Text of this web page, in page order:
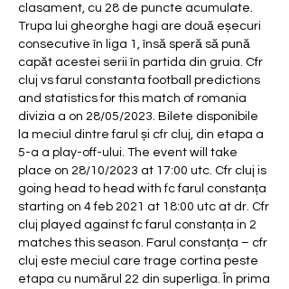
clasament, cu 28 de puncte acumulate.
Trupa lui gheorghe hagi are două eșecuri
consecutive în liga 1, însă speră să pună
capăt acestei serii în partida din gruia. Cfr
cluj vs farul constanta football predictions
and statistics for this match of romania
divizia a on 28/05/2023. Bilete disponibile
la meciul dintre farul și cfr cluj, din etapa a
5-a a play-off-ului. The event will take
place on 28/10/2023 at 17:00 utc. Cfr cluj is
going head to head with fc farul constanța
starting on 4 feb 2021 at 18:00 utc at dr. Cfr
cluj played against fc farul constanța in 2
matches this season. Farul constanța – cfr
cluj este meciul care trage cortina peste
etapa cu numărul 22 din superliga. În prima